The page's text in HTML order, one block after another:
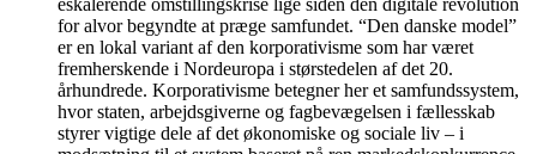
for alvor begyndte at præge samfundet. “Den danske model”
er en lokal variant af den korporativisme som har været
fremherskende i Nordeuropa i størstedelen af det 20.
århundrede. Korporativisme betegner her et samfundssystem,
hvor staten, arbejdsgiverne og fagbevægelsen i fællesskab
styrer vigtige dele af det økonomiske og sociale liv – i